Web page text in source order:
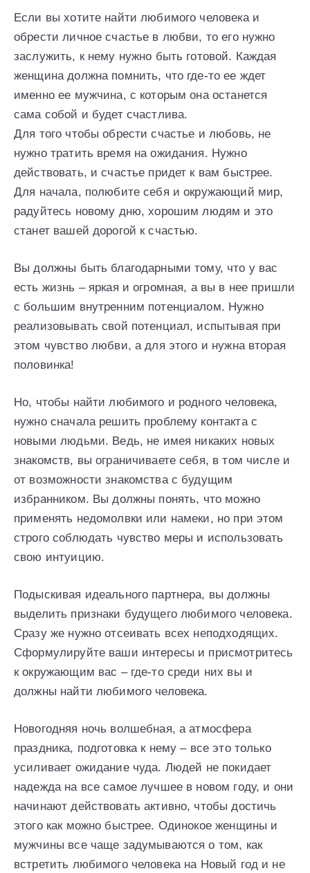
Если вы хотите найти любимого человека и
обрести личное счастье в любви, то его нужно
заслужить, к нему нужно быть готовой. Каждая
женщина должна помнить, что где-то ее ждет
именно ее мужчина, с которым она останется
сама собой и будет счастлива.
Для того чтобы обрести счастье и любовь, не
нужно тратить время на ожидания. Нужно
действовать, и счастье придет к вам быстрее.
Для начала, полюбите себя и окружающий мир,
радуйтесь новому дню, хорошим людям и это
станет вашей дорогой к счастью.
Вы должны быть благодарными тому, что у вас
есть жизнь – яркая и огромная, а вы в нее пришли
с большим внутренним потенциалом. Нужно
реализовывать свой потенциал, испытывая при
этом чувство любви, а для этого и нужна вторая
половинка!
Но, чтобы найти любимого и родного человека,
нужно сначала решить проблему контакта с
новыми людьми. Ведь, не имея никаких новых
знакомств, вы ограничиваете себя, в том числе и
от возможности знакомства с будущим
избранником. Вы должны понять, что можно
применять недомолвки или намеки, но при этом
строго соблюдать чувство меры и использовать
свою интуицию.
Подыскивая идеального партнера, вы должны
выделить признаки будущего любимого человека.
Сразу же нужно отсеивать всех неподходящих.
Сформулируйте ваши интересы и присмотритесь
к окружающим вас – где-то среди них вы и
должны найти любимого человека.
Новогодняя ночь волшебная, а атмосфера
праздника, подготовка к нему – все это только
усиливает ожидание чуда. Людей не покидает
надежда на все самое лучшее в новом году, и они
начинают действовать активно, чтобы достичь
этого как можно быстрее. Одинокое женщины и
мужчины все чаще задумываются о том, как
встретить любимого человека на Новый год и не